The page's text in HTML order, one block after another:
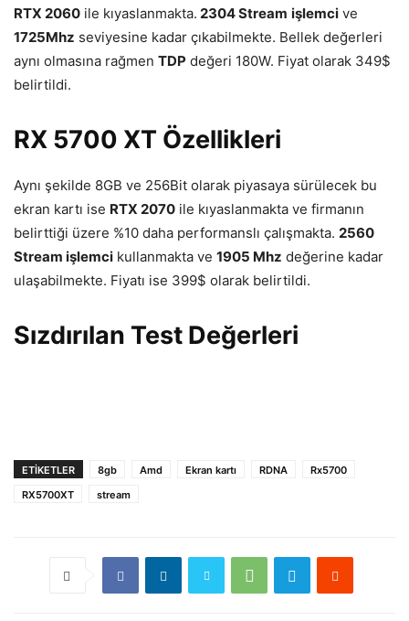
RTX 2060 ile kıyaslanmakta. 2304 Stream işlemci ve
1725Mhz seviyesine kadar çıkabilmekte. Bellek değerleri
aynı olmasına rağmen TDP değeri 180W. Fiyat olarak 349$
belirtildi.
RX 5700 XT Özellikleri
Aynı şekilde 8GB ve 256Bit olarak piyasaya sürülecek bu
ekran kartı ise RTX 2070 ile kıyaslanmakta ve firmanın
belirttiği üzere %10 daha performanslı çalışmakta. 2560
Stream işlemci kullanmakta ve 1905 Mhz değerine kadar
ulaşabilmekte. Fiyatı ise 399$ olarak belirtildi.
Sızdırılan Test Değerleri
ETIKETLER 8gb Amd Ekran kartı RDNA
Rx5700
RX5700XT
stream